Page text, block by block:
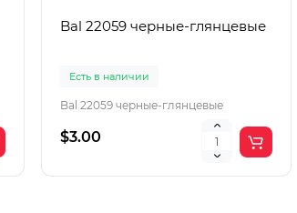
Bal 22059 черные-глянцевые
Есть в наличии
Bal 22059 черные-глянцевые
$3.00